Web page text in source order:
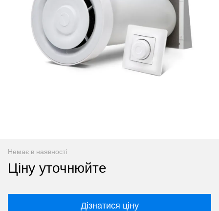
Немає в наявності
Ціну уточнюйте
Дізнатися ціну